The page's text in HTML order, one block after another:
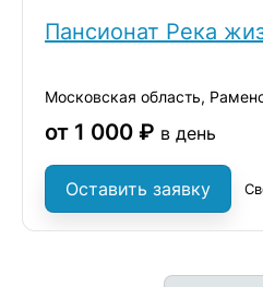
Пансионат Река
от 1 000 ₽ в день
Оставить заявку